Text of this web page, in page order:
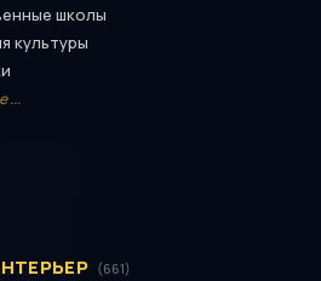
школы
культуры
...
(661)